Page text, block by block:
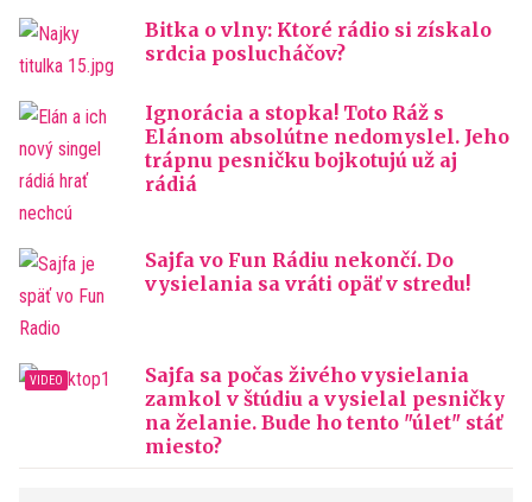
Bitka o vlny: Ktoré rádio si získalo
srdcia poslucháčov?
Ignorácia a stopka! Toto Ráž s
Elánom absolútne nedomyslel. Jeho
trápnu pesničku bojkotujú už aj
rádiá
Sajfa vo Fun Rádiu nekončí. Do
vysielania sa vráti opäť v stredu!
Sajfa sa počas živého vysielania
zamkol v štúdiu a vysielal pesničky
na želanie. Bude ho tento "úlet" stáť
miesto?